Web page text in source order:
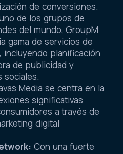
de conversiones.
de los grupos de
del mundo, GroupM
gama de servicios de
incluyendo planificación
de publicidad y
sociales.
Media se centra en la
significativas
a través de
digital
Con una fuerte